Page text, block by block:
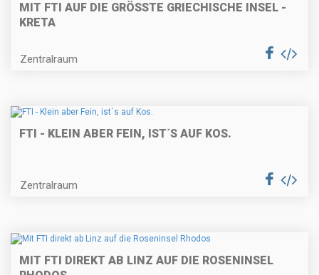
MIT FTI AUF DIE GRÖSSTE GRIECHISCHE INSEL - K
RETA
Zentralraum
FTI - KLEIN ABER FEIN, IST´S AUF KOS.
Zentralraum
MIT FTI DIREKT AB LINZ AUF DIE ROSENINSEL